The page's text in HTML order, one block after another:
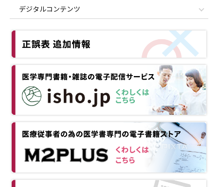
デジタルコンテンツ